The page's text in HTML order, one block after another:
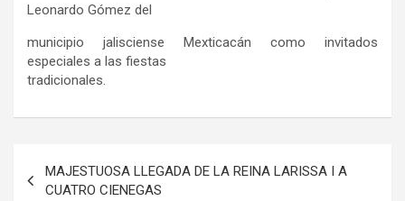
Leonardo Gómez del
municipio jalisciense Mexticacán como invitados
especiales a las fiestas
tradicionales.
de
MAJESTUOSA LLEGADA DE LA REINA LARISSA I A
CUATRO CIENEGAS